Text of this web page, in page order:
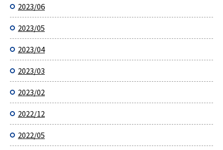
2023/06
2023/05
2023/04
2023/03
2023/02
2022/12
2022/05